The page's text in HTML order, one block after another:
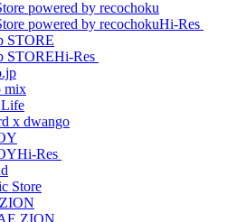
Hi-Res
Hi-Res
Hi-Res